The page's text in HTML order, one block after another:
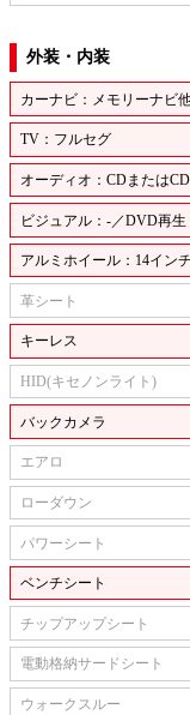
外装・内装
カーナビ：メモリーナビ
TV：フルセグ
オーディオ：CDまたは
ビジュアル：-／DVD再生
アルミホイール：14インチ
革シート
キーレス
HID(キセノンライト)
バックカメラ
エアロ
ローダウン
パワーシート
ベンチシート
チップアップシート
電動格納サードシート
ウォークスルー